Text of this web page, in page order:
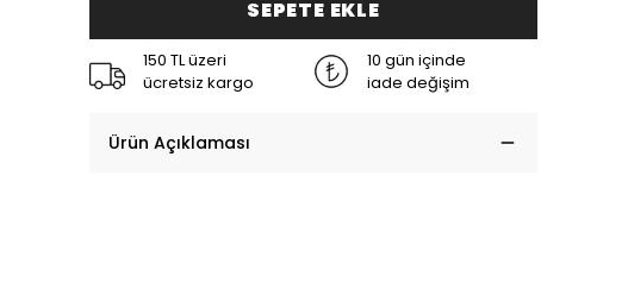
SEPETE EKLE
150 TL üzeri
ücretsiz kargo
10 gün içinde
iade değişim
Ürün Açıklaması